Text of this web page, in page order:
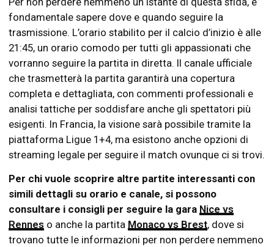
fondamentale sapere dove e quando seguire la
trasmissione. L’orario stabilito per il calcio d’inizio è alle
21:45, un orario comodo per tutti gli appassionati che
vorranno seguire la partita in diretta. Il canale ufficiale
che trasmetterà la partita garantirà una copertura
completa e dettagliata, con commenti professionali e
analisi tattiche per soddisfare anche gli spettatori più
esigenti. In Francia, la visione sarà possibile tramite la
piattaforma Ligue 1+4, ma esistono anche opzioni di
streaming legale per seguire il match ovunque ci si trovi.
Per chi vuole scoprire altre partite interessanti con
simili dettagli su orario e canale, si possono
consultare i consigli per seguire la gara Nice vs
Rennes o anche la partita Monaco vs Brest, dove si
trovano tutte le informazioni per non perdere nemmeno